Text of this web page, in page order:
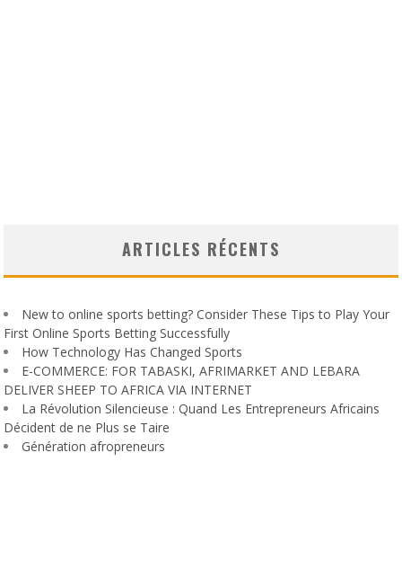
ARTICLES RÉCENTS
New to online sports betting? Consider These Tips to Play Your
First Online Sports Betting Successfully
How Technology Has Changed Sports
E-COMMERCE: FOR TABASKI, AFRIMARKET AND LEBARA
DELIVER SHEEP TO AFRICA VIA INTERNET
La Révolution Silencieuse : Quand Les Entrepreneurs Africains
Décident de ne Plus se Taire
Génération afropreneurs